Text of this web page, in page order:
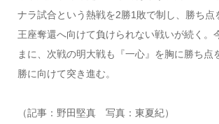
ナラ試合という熱戦を2勝1敗で制し、勝ち点
王座奪還へ向けて負けられない戦いが続く。
まに、次戦の明大戦も『一心』を胸に勝ち点
勝に向けて突き進む。
（記事：野田堅真 写真：東夏紀）